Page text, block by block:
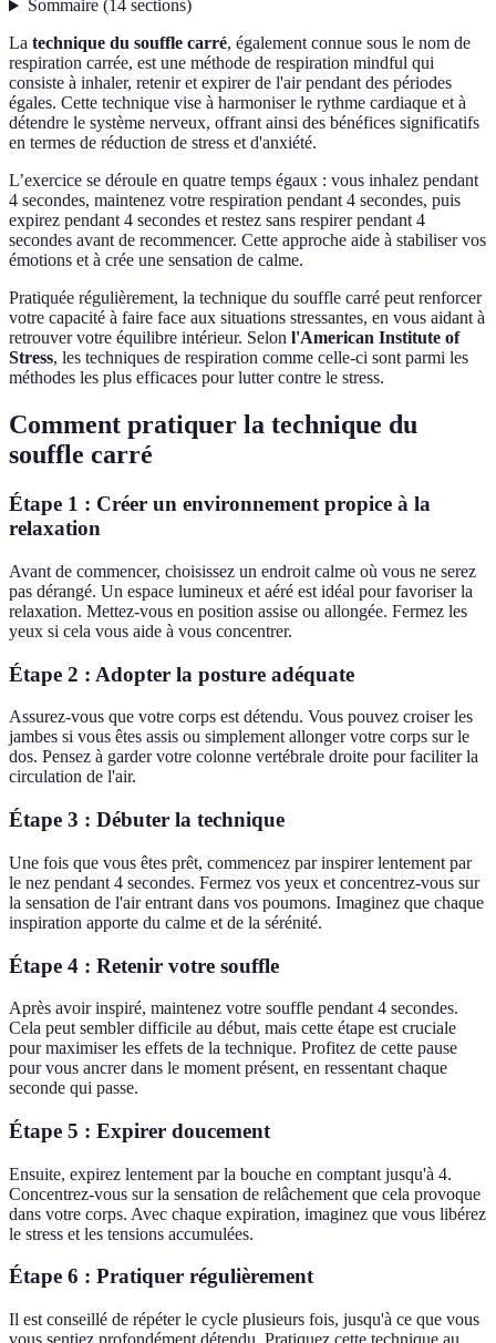
Sommaire(14 sections)
La technique du souffle carré, également connue sous le nom de
respiration carrée, est une méthode de respiration mindful qui
consiste à inhaler, retenir et expirer de l'air pendant des périodes
égales. Cette technique vise à harmoniser le rythme cardiaque et à
détendre le système nerveux, offrant ainsi des bénéfices significatifs
en termes de réduction de stress et d'anxiété.
L’exercice se déroule en quatre temps égaux : vous inhalez pendant
4 secondes, maintenez votre respiration pendant 4 secondes, puis
expirez pendant 4 secondes et restez sans respirer pendant 4
secondes avant de recommencer. Cette approche aide à stabiliser vos
émotions et à crée une sensation de calme.
Pratiquée régulièrement, la technique du souffle carré peut renforcer
votre capacité à faire face aux situations stressantes, en vous aidant à
retrouver votre équilibre intérieur. Selon l'American Institute of
Stress, les techniques de respiration comme celle-ci sont parmi les
méthodes les plus efficaces pour lutter contre le stress.
Comment pratiquer la technique du
souffle carré
Étape 1 : Créer un environnement propice à la
relaxation
Avant de commencer, choisissez un endroit calme où vous ne serez
pas dérangé. Un espace lumineux et aéré est idéal pour favoriser la
relaxation. Mettez-vous en position assise ou allongée. Fermez les
yeux si cela vous aide à vous concentrer.
Étape 2 : Adopter la posture adéquate
Assurez-vous que votre corps est détendu. Vous pouvez croiser les
jambes si vous êtes assis ou simplement allonger votre corps sur le
dos. Pensez à garder votre colonne vertébrale droite pour faciliter la
circulation de l'air.
Étape 3 : Débuter la technique
Une fois que vous êtes prêt, commencez par inspirer lentement par
le nez pendant 4 secondes. Fermez vos yeux et concentrez-vous sur
la sensation de l'air entrant dans vos poumons. Imaginez que chaque
inspiration apporte du calme et de la sérénité.
Étape 4 : Retenir votre souffle
Après avoir inspiré, maintenez votre souffle pendant 4 secondes.
Cela peut sembler difficile au début, mais cette étape est cruciale
pour maximiser les effets de la technique. Profitez de cette pause
pour vous ancrer dans le moment présent, en ressentant chaque
seconde qui passe.
Étape 5 : Expirer doucement
Ensuite, expirez lentement par la bouche en comptant jusqu'à 4.
Concentrez-vous sur la sensation de relâchement que cela provoque
dans votre corps. Avec chaque expiration, imaginez que vous libérez
le stress et les tensions accumulées.
Étape 6 : Pratiquer régulièrement
Il est conseillé de répéter le cycle plusieurs fois, jusqu'à ce que vous